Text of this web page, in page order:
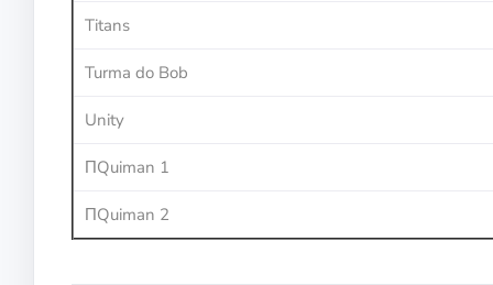
Titans
Turma do Bob
Unity
ΠQuiman 1
ΠQuiman 2